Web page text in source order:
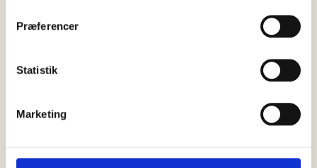
Præferencer
Statistik
Marketing
Ulv med hvalp får myndighederne
til at fraråde færdsel i Bunken
Besøgende i Bunken Klitplantage opfordres i øjeblikket til at